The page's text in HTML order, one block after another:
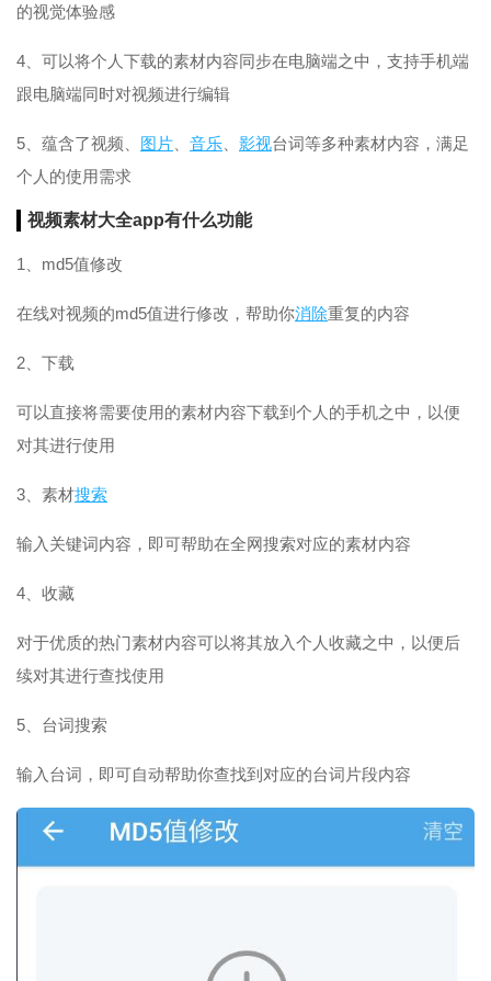
的视觉体验感
4、可以将个人下载的素材内容同步在电脑端之中，支持手机端
跟电脑端同时对视频进行编辑
5、蕴含了视频、 图片 音乐 影视台词等多种素材内容，满足
个人的使用需求
视频素材大全app有什么功能
1、md5值修改
在线对视频的md5值进行修改，帮助你消除重复的内容
2、下载
可以直接将需要使用的素材内容下载到个人的手机之中，以便
对其进行使用
3、素材搜索
输入关键词内容，即可帮助在全网搜索对应的素材内容
4、收藏
对于优质的热门素材内容可以将其放入个人收藏之中，以便后
续对其进行查找使用
5、台词搜索
输入台词，即可自动帮助你查找到对应的台词片段内容